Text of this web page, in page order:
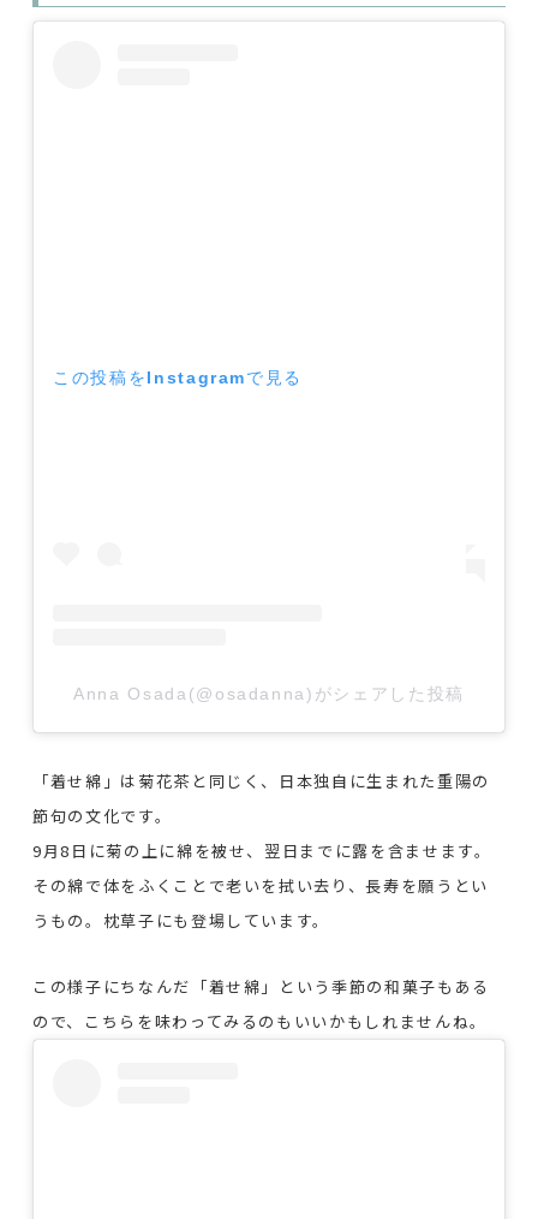
この投稿をInstagramで見る
Anna Osada(@osadanna)がシェアした投稿
「着せ綿」は菊花茶と同じく、日本独自に生まれた重陽の
節句の文化です。
9月8日に菊の上に綿を被せ、翌日までに露を含ませます。
その綿で体をふくことで老いを拭い去り、長寿を願うとい
うもの。枕草子にも登場しています。
この様子にちなんだ「着せ綿」という季節の和菓子もある
ので、こちらを味わってみるのもいいかもしれませんね。